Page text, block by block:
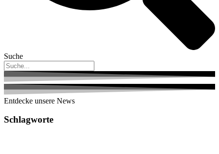
Suche
Entdecke unsere News
Schlagworte